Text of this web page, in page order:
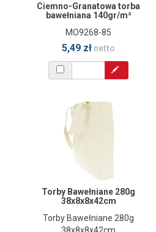
Ciemno-Granatowa torba
bawełniana 140gr/m²
MO9268-85
5,49 zł netto
Torby Bawełniane 280g
38x8x8x42cm
Torby Bawełniane 280g
38x8x8x42cm